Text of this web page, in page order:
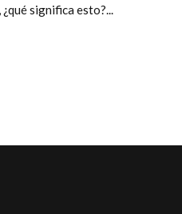
significa esto?...